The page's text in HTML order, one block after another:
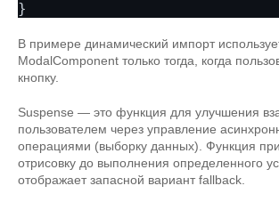
В примере динамический импорт
ModalComponent только тогда, когда
кнопку.
Suspense — это функция для улучшения
пользователем через управление
операциями (выборку данных). Функция
отрисовку до выполнения определенного
отображает запасной вариант fallback.